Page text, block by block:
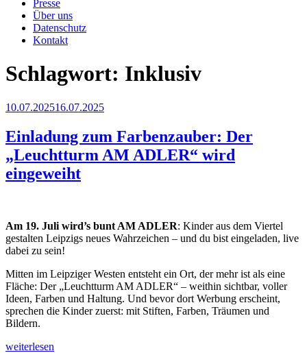
Presse
Über uns
Datenschutz
Kontakt
Schlagwort: Inklusiv
Veröffentlicht
10.07.202516.07.2025
Einladung zum Farbenzauber: Der
„Leuchtturm AM ADLER“ wird
eingeweiht
Am 19. Juli wird’s bunt AM ADLER: Kinder aus dem Viertel
gestalten Leipzigs neues Wahrzeichen – und du bist eingeladen, live
dabei zu sein!
Mitten im Leipziger Westen entsteht ein Ort, der mehr ist als eine
Fläche: Der „Leuchtturm AM ADLER“ – weithin sichtbar, voller
Ideen, Farben und Haltung. Und bevor dort Werbung erscheint,
sprechen die Kinder zuerst: mit Stiften, Farben, Träumen und
Bildern.
„Einladung
weiterlesen